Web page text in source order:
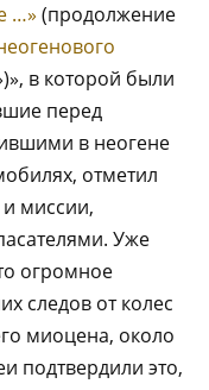
…» (продолжение
в которой были
перед
в неогене
отметил
и миссии,
Уже
огромное
следов от колес
миоцена, около
подтвердили это,